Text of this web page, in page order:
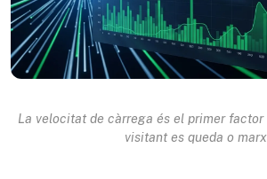
La velocitat de càrrega és el primer factor
visitant es queda o